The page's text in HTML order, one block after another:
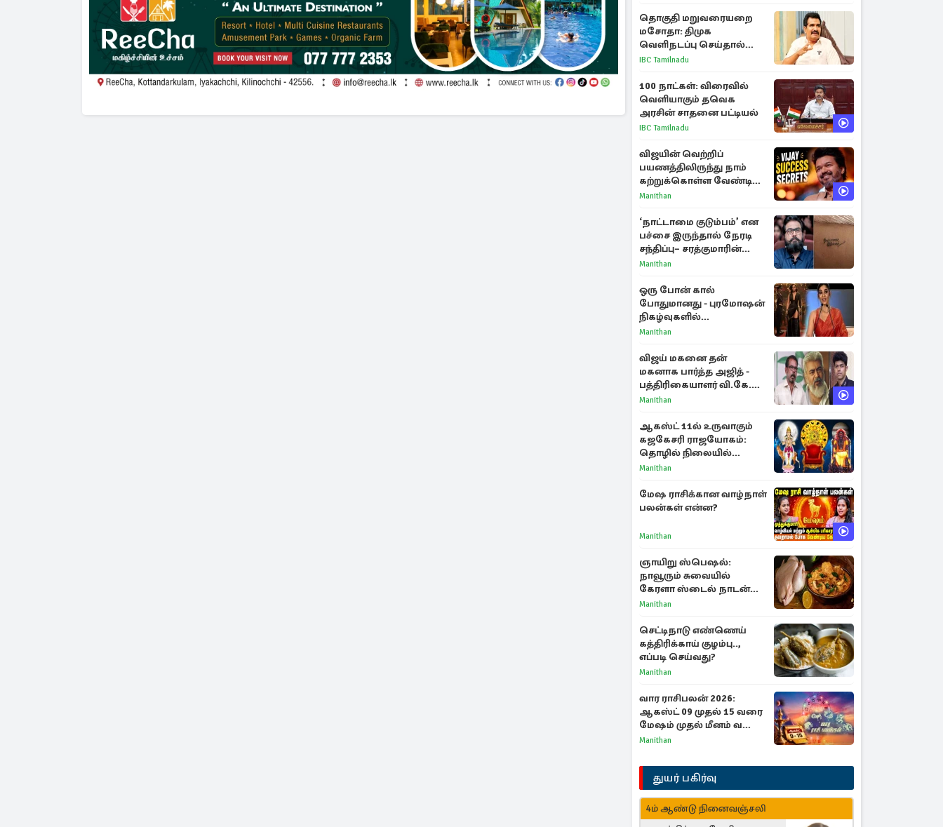
தொகுதி மறுவரையறை
மசோதா: திமுக
வெளிநடப்பு செய்தால்
ஆதரவாகவே கருதப்படும்
IBC Tamilnadu
100 நாட்கள்: விரைவில்
வெளியாகும் தவெக
அரசின் சாதனை பட்டியல்
IBC Tamilnadu
விஜயின் வெற்றிப்
பயணத்திலிருந்து நாம்
கற்றுக்கொள்ள வேண்டிய
முக்கிய 3 விடயங்கள்!
Manithan
‘நாட்டாமை குடும்பம்’ என
பச்சை இருந்தால் நேரடி
சந்திப்பு– சரத்குமாரின்
புதிய யோசனை
Manithan
ஒரு போன் கால்
போதுமானது - புரமோஷன்
நிகழ்வுகளில்
பங்கேற்காதது குறித்து
Manithan
விஜய் மகனை தன்
மகனாக பார்த்த அஜித் -
பத்திரிகையாளர் வி.கே.
சுந்தர் ஓபன் டாக்!
Manithan
ஆகஸ்ட் 11ல் உருவாகும்
கஜகேசரி ராஜயோகம்:
தொழில் நிலையில்
அதிர்ஷ்டம் பெறும் 3
Manithan
மேஷ ராசிக்கான வாழ்நாள்
பலன்கள் என்ன?
Manithan
ஞாயிறு ஸ்பெஷல்:
நாவூரும் சுவையில்
கேரளா ஸ்டைல் நாடன்
சிக்கன் குழம்பு ரெசிபி!
Manithan
செட்டிநாடு எண்ணெய்
கத்திரிக்காய் குழம்பு..,
எப்படி செய்வது?
Manithan
வார ராசிபலன் 2026:
ஆகஸ்ட் 09 முதல் 15 வரை
மேஷம் முதல் மீனம் வரை
முழு பலன்கள்
Manithan
துயர் பகிர்வு
4ம் ஆண்டு நினைவஞ்சலி